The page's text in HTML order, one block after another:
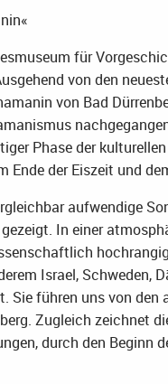
für
von den
von Bad
Phase der
Ende der Eiszeit und
aufwendige
In einer
Israel, Schweden,
Sie führen uns von
Zugleich zeichnet
durch den Beginn